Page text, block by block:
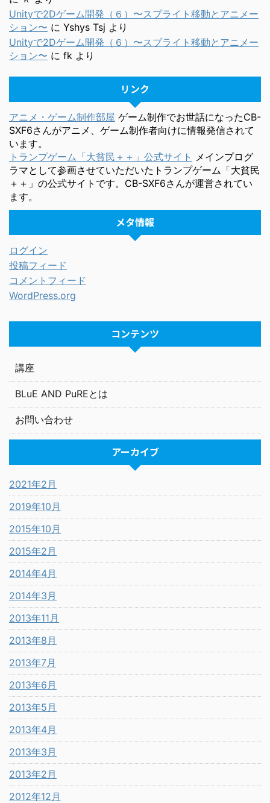
Unityで2Dゲーム開発（６）〜スプライト移動とアニメー
ション〜 に Yshys Tsj より
Unityで2Dゲーム開発（６）〜スプライト移動とアニメー
ション〜 に fk より
リンク
アニメ・ゲーム制作部屋 ゲーム制作でお世話になったCB-
SXF6さんがアニメ、ゲーム制作者向けに情報発信されて
います。
トランプゲーム「大貧民＋＋」公式サイト メインプログ
ラマとして参画させていただいたトランプゲーム「大貧民
＋＋」の公式サイトです。CB-SXF6さんが運営されてい
ます。
メタ情報
ログイン
投稿フィード
コメントフィード
WordPress.org
コンテンツ
講座
BLuE AND PuREとは
お問い合わせ
アーカイブ
2021年2月
2019年10月
2015年10月
2015年2月
2014年4月
2014年3月
2013年11月
2013年8月
2013年7月
2013年6月
2013年5月
2013年4月
2013年3月
2013年2月
2012年12月